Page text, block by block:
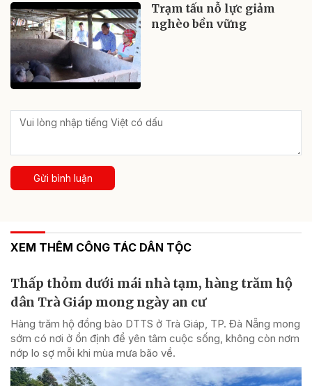
Trạm tấu nỗ lực giảm
nghèo bền vững
Gửi bình luận
XEM THÊM CÔNG TÁC DÂN TỘC
Thấp thỏm dưới mái nhà tạm, hàng trăm hộ
dân Trà Giáp mong ngày an cư
Hàng trăm hộ đồng bào DTTS ở Trà Giáp, TP. Đà Nẵng mong
sớm có nơi ở ổn định để yên tâm cuộc sống, không còn nơm
nớp lo sợ mỗi khi mùa mưa bão về.